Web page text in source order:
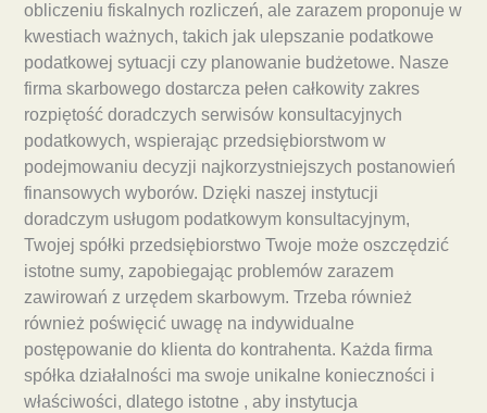
obliczeniu fiskalnych rozliczeń, ale zarazem proponuje w
kwestiach ważnych, takich jak ulepszanie podatkowe
podatkowej sytuacji czy planowanie budżetowe. Nasze
firma skarbowego dostarcza pełen całkowity zakres
rozpiętość doradczych serwisów konsultacyjnych
podatkowych, wspierając przedsiębiorstwom w
podejmowaniu decyzji najkorzystniejszych postanowień
finansowych wyborów. Dzięki naszej instytucji
doradczym usługom podatkowym konsultacyjnym,
Twojej spółki przedsiębiorstwo Twoje może oszczędzić
istotne sumy, zapobiegając problemów zarazem
zawirowań z urzędem skarbowym. Trzeba również
również poświęcić uwagę na indywidualne
postępowanie do klienta do kontrahenta. Każda firma
spółka działalności ma swoje unikalne konieczności i
właściwości, dlatego istotne , aby instytucja